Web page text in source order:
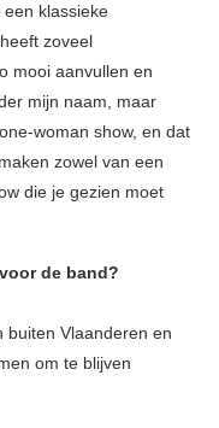
klassieke
zoveel
mooi aanvullen en
mijn naam, maar
woman show, en dat
zowel van een
die je gezien moet
de band?
buiten Vlaanderen en
om te blijven